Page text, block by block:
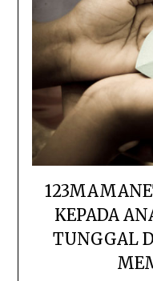
KEPADA
TUNGGAL